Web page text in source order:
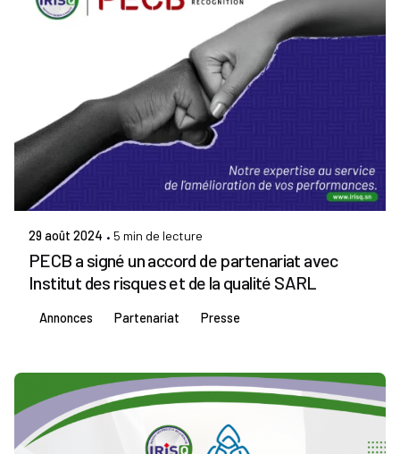
Publié par
29 août 2024 5 min de lecture
PECB a signé un accord de partenariat avec
Institut des risques et de la qualité SARL
Annonces Partenariat Presse